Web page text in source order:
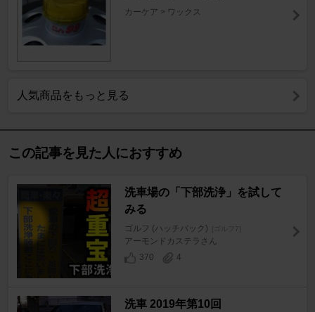
カーケア > ワックス
人気商品をもっと見る
この記事を見た人におすすめ
洗車場の「下部洗浄」を試して
みる
ゴルフ (ハッチバック) [ゴルフ7]
アーモンドカステラさん
370
4
洗車 2019年第10回